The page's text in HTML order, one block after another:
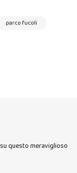
parco fucoli
questo meraviglioso